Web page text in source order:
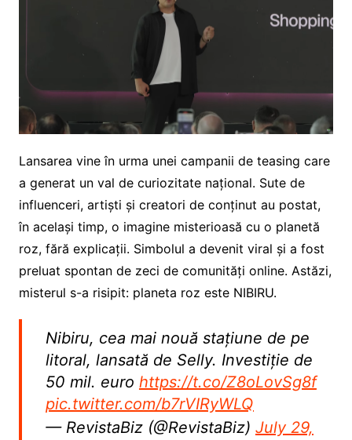
Lansarea vine în urma unei campanii de teasing care
a generat un val de curiozitate național. Sute de
influenceri, artiști și creatori de conținut au postat,
în același timp, o imagine misterioasă cu o planetă
roz, fără explicații. Simbolul a devenit viral și a fost
preluat spontan de zeci de comunități online. Astăzi,
misterul s-a risipit: planeta roz este NIBIRU.
Nibiru, cea mai nouă stațiune de pe
litoral, lansată de Selly. Investiție de
50 mil. euro https://t.co/Z8oLovSg8f
pic.twitter.com/b7rVIRyWLQ
— RevistaBiz (@RevistaBiz) July 29,